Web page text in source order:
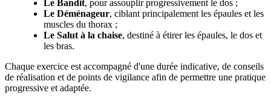
Le Bandit, pour assouplir progressivement le dos ;
Le Déménageur, ciblant principalement les épaules et les
muscles du thorax ;
Le Salut à la chaise, destiné à étirer les épaules, le dos et
les bras.
Chaque exercice est accompagné d'une durée indicative, de conseils
de réalisation et de points de vigilance afin de permettre une pratique
progressive et adaptée.